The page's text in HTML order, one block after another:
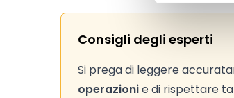
Consigli degli esperti
Si prega di leggere
operazionie di rispettare